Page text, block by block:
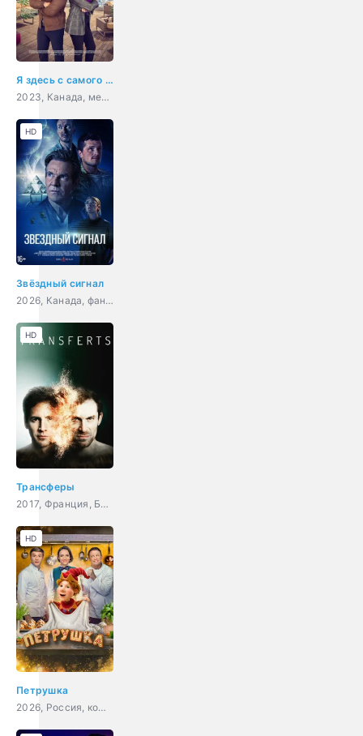
Я здесь с самого начала
2023, Канада, мелодрама
Звёздный сигнал
2026, Канада, фантастика, детектив
HD
Трансферы
2017, Франция, Бельгия, фантастика, триллер
HD
Петрушка
2026, Россия, комедия
HD